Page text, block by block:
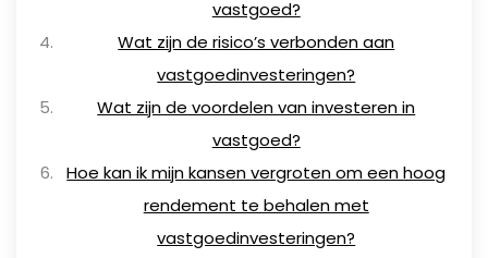
vastgoed?
Wat zijn de risico’s verbonden aan
vastgoedinvesteringen?
Wat zijn de voordelen van investeren in
vastgoed?
Hoe kan ik mijn kansen vergroten om een hoog
rendement te behalen met
vastgoedinvesteringen?